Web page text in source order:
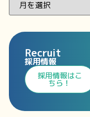
Recruit
採用情報
⁩採用情報⁩はこ
ちら！